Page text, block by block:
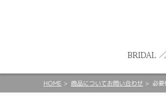
BRIDAL
HOME 商品についてお問い合わせ 必要